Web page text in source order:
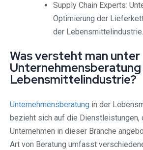
Supply Chain Experts:
Optimierung der
der Lebensmittelindustrie.
Was versteht man unter
Unternehmensberatung
Lebensmittelindustrie?
Unternehmensberatung in der
bezieht sich auf die
Unternehmen in dieser Branche
Art von Beratung umfasst